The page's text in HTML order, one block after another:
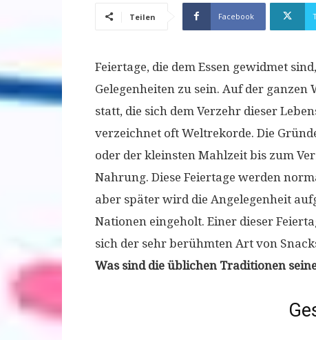
Teilen Facebook
Feiertage, die dem Essen gewidmet
Gelegenheiten zu sein. Auf der
statt, die sich dem Verzehr dieser
verzeichnet oft Weltrekorde. Die
oder der kleinsten Mahlzeit bis zum
Nahrung. Diese Feiertage werden
aber später wird die Angelegenheit
Nationen eingeholt. Einer dieser
sich der sehr berühmten Art von
Was sind die üblichen Traditionen